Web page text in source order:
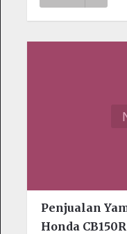
Penjualan
Honda